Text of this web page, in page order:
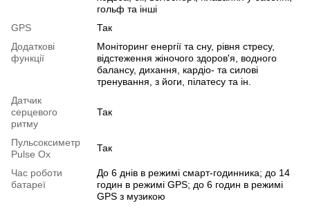
гольф та інші
GPS
Так
Додаткові
функції
Моніторинг енергії та сну, рівня стресу,
відстеження жіночого здоров'я, водного
балансу, дихання, кардіо- та силові
тренування, з йоги, пілатесу та ін.
Датчик
серцевого
ритму
Так
Пульсоксиметр
Pulse Ox
Так
Час роботи
батареї
До 6 днів в режимі смарт-годинника; до 14
годин в режимі GPS; до 6 годин в режимі
GPS з музикою